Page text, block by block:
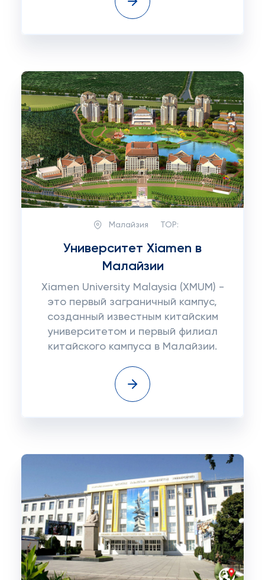
Малайзия TOP:
Университет Xiamen в
Малайзии
Xiamen University Malaysia (XMUM) -
это первый заграничный кампус,
созданный известным китайским
университетом и первый филиал
китайского кампуса в Малайзии.